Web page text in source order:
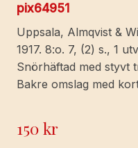
pix64951
Uppsala, Almqvist &
1917. 8:o. 7, (2) s., 1
Snörhäftad med styvt
Bakre omslag med
150kr